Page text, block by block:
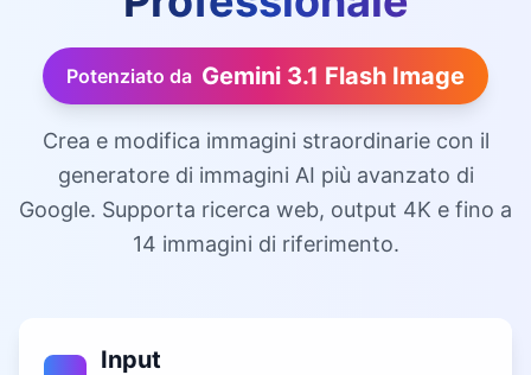
Potenziato da Gemini 3.1 Flash Image
Crea e modifica immagini straordinarie con il
generatore di immagini AI più avanzato di
Google. Supporta ricerca web, output 4K e fino a
14 immagini di riferimento.
Input